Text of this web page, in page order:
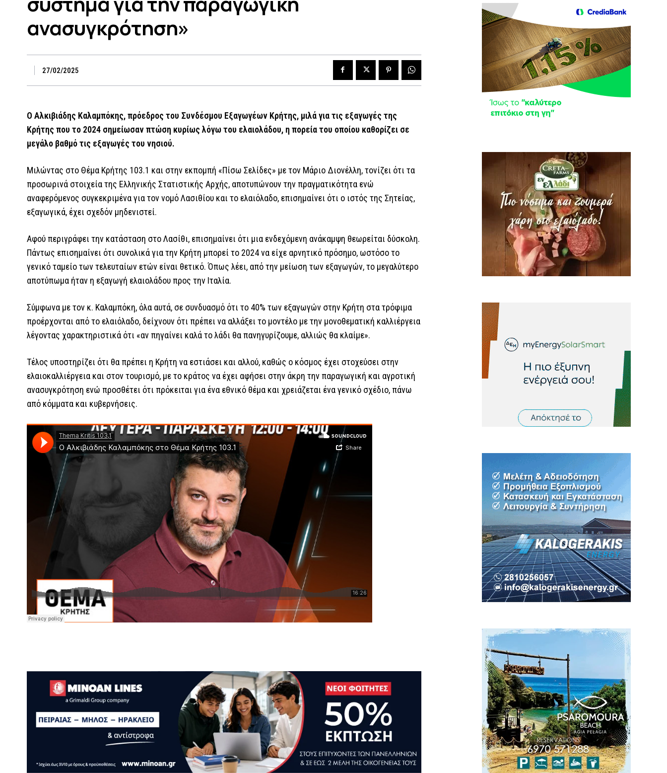
ανασυγκρότηση»
27/02/2025
Ο Αλκιβιάδης Καλαμπόκης, πρόεδρος του Συνδέσμου Εξαγωγέων Κρήτης, μιλά για τις εξαγωγές της
Κρήτης που το 2024 σημείωσαν πτώση κυρίως λόγω του ελαιολάδου, η πορεία του οποίου καθορίζει σε
μεγάλο βαθμό τις εξαγωγές του νησιού.
Μιλώντας στο Θέμα Κρήτης 103.1 και στην εκπομπή «Πίσω Σελίδες» με τον Μάριο Διονέλλη, τονίζει ότι τα
προσωρινά στοιχεία της Ελληνικής Στατιστικής Αρχής, αποτυπώνουν την πραγματικότητα ενώ
αναφερόμενος συγκεκριμένα για τον νομό Λασιθίου και το ελαιόλαδο, επισημαίνει ότι ο ιστός της Σητείας,
εξαγωγικά, έχει σχεδόν μηδενιστεί.
Αφού περιγράφει την κατάσταση στο Λασίθι, επισημαίνει ότι μια ενδεχόμενη ανάκαμψη θεωρείται δύσκολη.
Πάντως επισημαίνει ότι συνολικά για την Κρήτη μπορεί το 2024 να είχε αρνητικό πρόσημο, ωστόσο το
γενικό ταμείο των τελευταίων ετών είναι θετικό. Όπως λέει, από την μείωση των εξαγωγών, το μεγαλύτερο
αποτύπωμα ήταν η εξαγωγή ελαιολάδου προς την Ιταλία.
Σύμφωνα με τον κ. Καλαμπόκη, όλα αυτά, σε συνδυασμό ότι το 40% των εξαγωγών στην Κρήτη στα τρόφιμα
προέρχονται από το ελαιόλαδο, δείχνουν ότι πρέπει να αλλάξει το μοντέλο με την μονοθεματική καλλιέργεια
λέγοντας χαρακτηριστικά ότι «αν πηγαίνει καλά το λάδι θα πανηγυρίζουμε, αλλιώς θα κλαίμε».
Τέλος υποστηρίζει ότι θα πρέπει η Κρήτη να εστιάσει και αλλού, καθώς ο κόσμος έχει στοχεύσει στην
ελαιοκαλλιέργεια και στον τουρισμό, με το κράτος να έχει αφήσει στην άκρη την παραγωγική και αγροτική
ανασυγκρότηση ενώ προσθέτει ότι πρόκειται για ένα εθνικό θέμα και χρειάζεται ένα γενικό σχέδιο, πάνω
από κόμματα και κυβερνήσεις.